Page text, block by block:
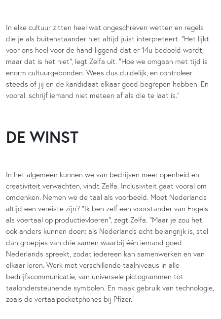
In elke cultuur zitten heel wat ongeschreven wetten en regels
die je als buitenstaander niet altijd juist interpreteert. “Het lijkt
voor ons heel voor de hand liggend dat er 14u bedoeld wordt,
maar dat is het niet”, legt Zelfa uit. “Hoe we omgaan met tijd is
enorm cultuurgebonden. Wees dus duidelijk, en controleer
steeds of jij en de kandidaat elkaar goed begrepen hebben. En
vooral: schrijf iemand niet meteen af als die te laat is.”
DE WINST
In het algemeen kunnen we van bedrijven meer openheid en
creativiteit verwachten, vindt Zelfa. Inclusiviteit gaat vooral om
omdenken. Nemen we de taal als voorbeeld. Moet Nederlands
altijd een vereiste zijn? “Ik ben zelf een voorstander van Engels
als voertaal op productievloeren”, zegt Zelfa. “Maar je zou het
ook anders kunnen doen: als Nederlands echt belangrijk is, stel
dan groepjes van drie samen waarbij één iemand goed
Nederlands spreekt, zodat iedereen kan samenwerken en van
elkaar leren. Werk met verschillende taalniveaus in alle
bedrijfscommunicatie, van universele pictogrammen tot
taalondersteunende symbolen. En maak gebruik van technologie,
zoals de vertaalpocketphones bij Pfizer.”